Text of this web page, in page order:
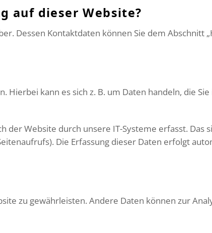
auf dieser Website?
Dessen Kontaktdaten können Sie dem Abschnitt
kann es sich z. B. um Daten handeln, die Sie
Website durch unsere IT-Systeme erfasst. Das
Die Erfassung dieser Daten erfolgt
zu gewährleisten. Andere Daten können zur